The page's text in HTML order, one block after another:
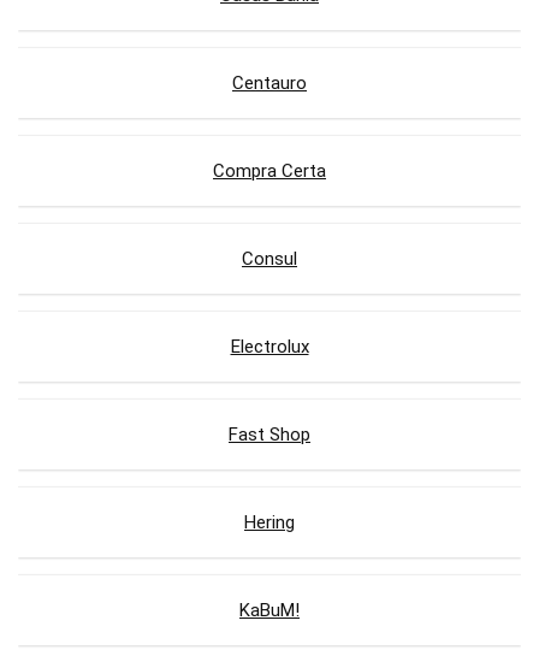
Centauro
Compra Certa
Consul
Electrolux
Fast Shop
Hering
KaBuM!